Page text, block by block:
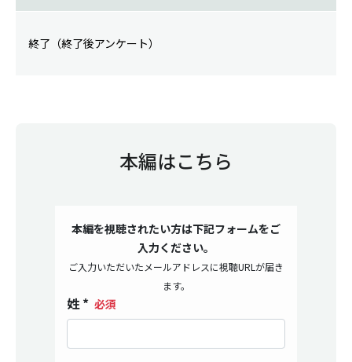
終了（終了後アンケート）
本編はこちら